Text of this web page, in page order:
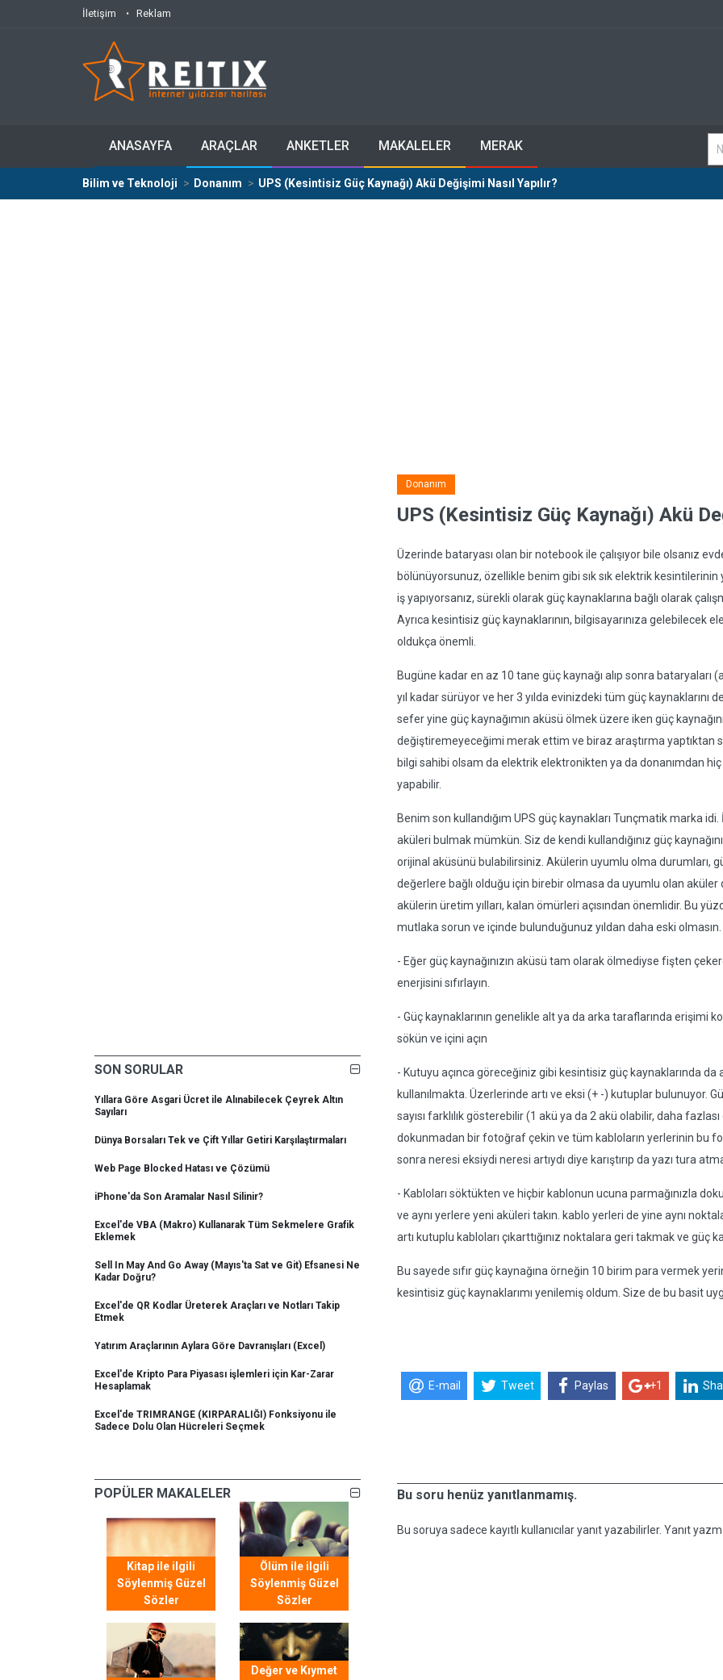
İletişim Reklam
ANASAYFA ARAÇLAR ANKETLER MAKALELER MERAK
Bilim ve Teknoloji Donanım UPS (Kesintisiz Güç Kaynağı) Akü Değişimi Nasıl Yapılır?
SON SORULAR
Yıllara Göre Asgari Ücret ile Alınabilecek Çeyrek Altın
Sayıları
Dünya Borsaları Tek ve Çift Yıllar Getiri Karşılaştırmaları
Web Page Blocked Hatası ve Çözümü
iPhone'da Son Aramalar Nasıl Silinir?
Excel'de VBA (Makro) Kullanarak Tüm Sekmelere Grafik
Eklemek
Sell In May And Go Away (Mayıs'ta Sat ve Git) Efsanesi Ne
Kadar Doğru?
Excel'de QR Kodlar Üreterek Araçları ve Notları Takip
Etmek
Yatırım Araçlarının Aylara Göre Davranışları (Excel)
Excel'de Kripto Para Piyasası işlemleri için Kar-Zarar
Hesaplamak
Excel'de TRIMRANGE (KIRPARALIĞI) Fonksiyonu ile
Sadece Dolu Olan Hücreleri Seçmek
POPÜLER MAKALELER
Kitap ile ilgili
Söylenmiş Güzel
Sözler
Ölüm ile ilgili
Söylenmiş Güzel
Sözler
Değer ve Kıymet
Donanım
UPS (Kesintisiz Güç Kaynağı) Akü
Üzerinde bataryası olan bir notebook ile çalışıyor bile olsanız
bölünüyorsunuz, özellikle benim gibi sık sık elektrik kesintilerinin
iş yapıyorsanız, sürekli olarak güç kaynaklarına bağlı olarak
Ayrıca kesintisiz güç kaynaklarının, bilgisayarınıza gelebilecek
oldukça önemli.
Bugüne kadar en az 10 tane güç kaynağı alıp sonra bataryaları
yıl kadar sürüyor ve her 3 yılda evinizdeki tüm güç
sefer yine güç kaynağımın aküsü ölmek üzere iken güç
değiştiremeyeceğimi merak ettim ve biraz araştırma yaptıktan
bilgi sahibi olsam da elektrik elektronikten ya da donanımdan
yapabilir.
Benim son kullandığım UPS güç kaynakları Tunçmatik marka
aküleri bulmak mümkün. Siz de kendi kullandığınız güç
orijinal aküsünü bulabilirsiniz. Akülerin uyumlu olma durumları,
değerlere bağlı olduğu için birebir olmasa da uyumlu olan aküler
akülerin üretim yılları, kalan ömürleri açısından önemlidir. Bu
mutlaka sorun ve içinde bulunduğunuz yıldan daha eski olmasın.
- Eğer güç kaynağınızın aküsü tam olarak ölmediyse fişten
enerjisini sıfırlayın.
- Güç kaynaklarının genelikle alt ya da arka taraflarında erişimi
sökün ve içini açın
- Kutuyu açınca göreceğiniz gibi kesintisiz güç kaynaklarında
kullanılmakta. Üzerlerinde artı ve eksi (+ -) kutuplar bulunuyor.
sayısı farklılık gösterebilir (1 akü ya da 2 akü olabilir, daha
dokunmadan bir fotoğraf çekin ve tüm kabloların yerlerinin bu
sonra neresi eksiydi neresi artıydı diye karıştırıp da yazı tura
- Kabloları söktükten ve hiçbir kablonun ucuna parmağınızla
ve aynı yerlere yeni aküleri takın. kablo yerleri de yine aynı
artı kutuplu kabloları çıkarttığınız noktalara geri takmak ve güç
Bu sayede sıfır güç kaynağına örneğin 10 birim para vermek
kesintisiz güç kaynaklarımı yenilemiş oldum. Size de bu basit
E-mail Tweet Paylas +1
Bu soru henüz yanıtlanmamış.
Bu soruya sadece kayıtlı kullanıcılar yanıt yazabilirler. Yanıt